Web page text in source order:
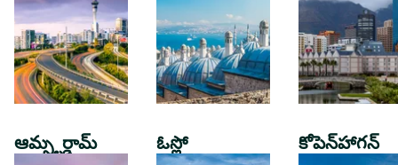
ఆమ్స్టర్డామ్ ఓస్లో కోపెన్‌హాగన్